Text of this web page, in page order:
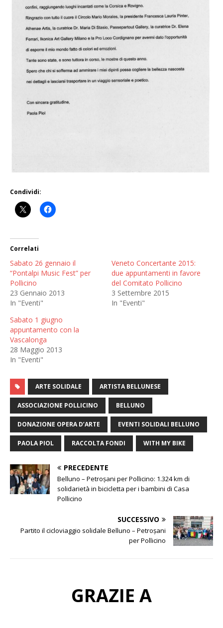
Condividi:
Correlati
Sabato 26 gennaio il
“Pontalpi Music Fest” per
Pollicino
23 Gennaio 2013
In "Eventi"
Veneto Concertante 2015:
due appuntamenti in favore
del Comitato Pollicino
3 Settembre 2015
In "Eventi"
Sabato 1 giugno
appuntamento con la
Vascalonga
28 Maggio 2013
In "Eventi"
ARTE SOLIDALE ARTISTA BELLUNESE
ASSOCIAZIONE POLLICINO BELLUNO
DONAZIONE OPERA D’ARTE EVENTI SOLIDALI BELLUNO
PAOLA PIOL RACCOLTA FONDI WITH MY BIKE
PRECEDENTE
Belluno – Petroșani per Pollicino: 1.324 km di
solidarietà in bicicletta per i bambini di Casa
Pollicino
SUCCESSIVO
Partito il cicloviaggio solidale Belluno – Petroșani
per Pollicino
GRAZIE A